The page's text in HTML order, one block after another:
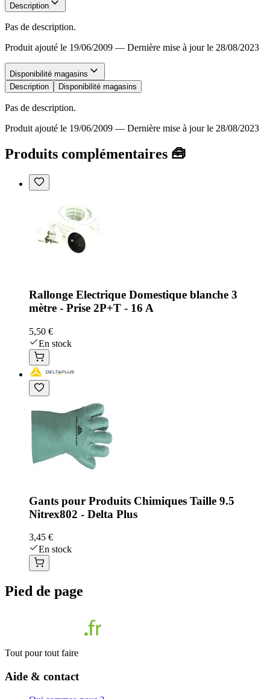
Description
Pas de description.
Produit ajouté le 19/06/2009 — Dernière mise à jour le 28/08/2023
Disponibilité magasins
Description
Disponibilité magasins
Pas de description.
Produit ajouté le 19/06/2009 — Dernière mise à jour le 28/08/2023
Produits complémentaires 🧰
Rallonge Electrique Domestique blanche 3
mètre - Prise 2P+T - 16 A
5,50 €
En stock
Gants pour Produits Chimiques Taille 9.5
Nitrex802 - Delta Plus
3,45 €
En stock
Pied de page
Tout pour tout faire
Aide & contact